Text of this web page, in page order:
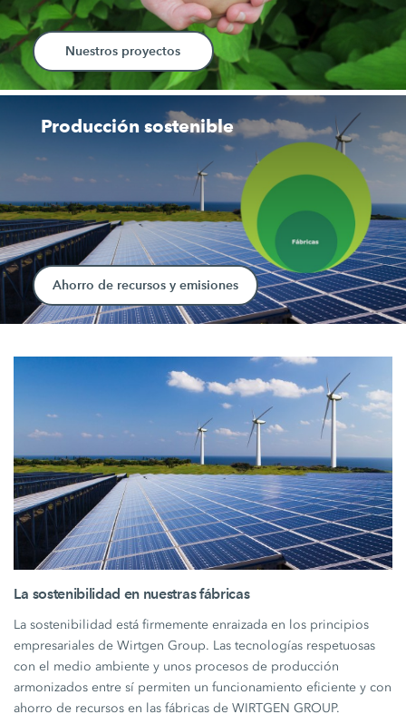
Nuestros proyectos
Producción sostenible
Ahorro de recursos y emisiones
La sostenibilidad en nuestras fábricas
La sostenibilidad está firmemente enraizada en los principios
empresariales de Wirtgen Group. Las tecnologías respetuosas
con el medio ambiente y unos procesos de producción
armonizados entre sí permiten un funcionamiento eficiente y con
ahorro de recursos en las fábricas de WIRTGEN GROUP.